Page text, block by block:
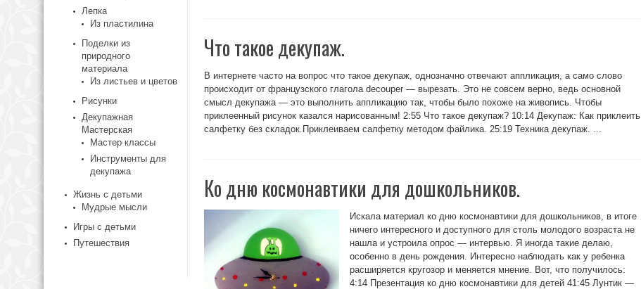
Что такое декупаж.
В интернете часто на вопрос что такое декупаж, однозначно отвечают аппликация, а само слово
происходит от французского глагола decouper — вырезать. Это не совсем верно, ведь основной
смысл декупажа — это выполнить аппликацию так, чтобы было похоже на живопись. Чтобы
приклеенный рисунок казался нарисованным! 2:55 Что такое декупаж? 10:14 Декупаж: Как приклеить
салфетку без складок.Приклеиваем салфетку методом файлика. 25:19 Техника декупаж. ...
Ко дню космонавтики для дошкольников.
Искала материал ко дню космонавтики для дошкольников, в итоге
ничего интересного и доступного для столь молодого возраста не
нашла и устроила опрос — интервью. Я иногда такие делаю,
особенно в день рождения. Интересно наблюдать как у ребенка
расширяется кругозор и меняется мнение. Вот, что получилось:
4:14 Презентация ко дню космонавтики для детей 41:45 Лунтик —
Лепка
Из пластилина
Поделки из
природного
материала
Из листьев и цветов
Рисунки
Декупажная
Мастерская
Мастер классы
Инструменты для
декупажа
Жизнь с детьми
Мудрые мысли
Игры с детьми
Путешествия